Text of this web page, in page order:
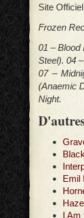
Site
Frozen
01 – Blood
Steel). 04
07 –
(Anaemic
Night.
Emil
I Am